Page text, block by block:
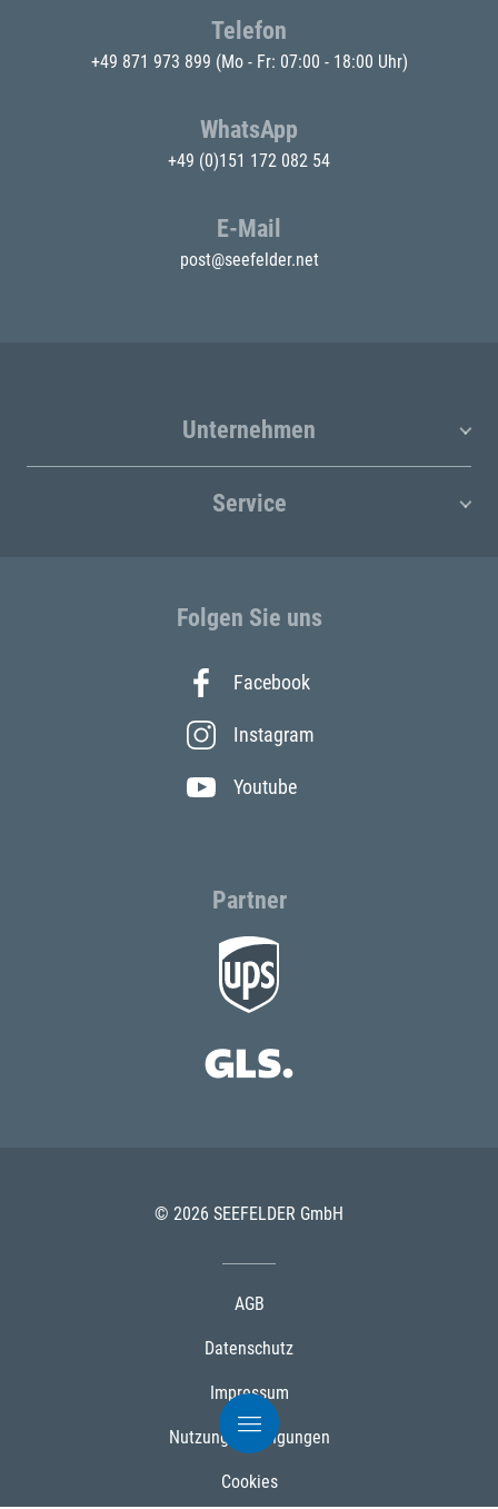
Telefon
+49 871 973 899 (Mo - Fr: 07:00 - 18:00 Uhr)
WhatsApp
+49 (0)151 172 082 54
E-Mail
post@seefelder.net
Unternehmen
Service
Folgen Sie uns
Facebook
Instagram
Youtube
Partner
© 2026 SEEFELDER GmbH
AGB
Datenschutz
Impressum
Nutzungsbedingungen
Cookies